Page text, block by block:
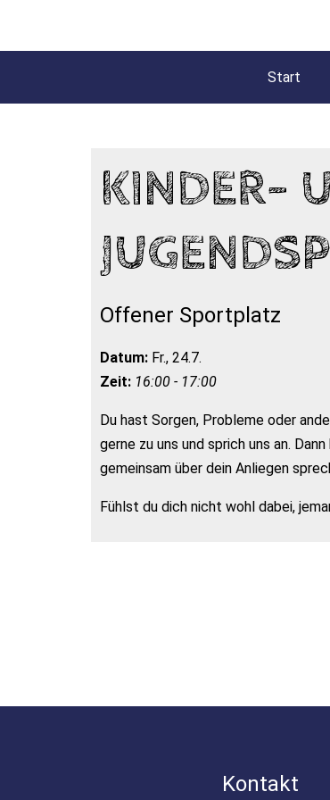
Start
KINDER-
Offener Sportplatz
Datum: Fr., 24.7.
Zeit: 16:00 - 17:00
Du hast Sorgen, Probleme oder
gerne zu uns und sprich uns an.
gemeinsam über dein Anliegen
Fühlst du dich nicht wohl dabei,
Kontakt